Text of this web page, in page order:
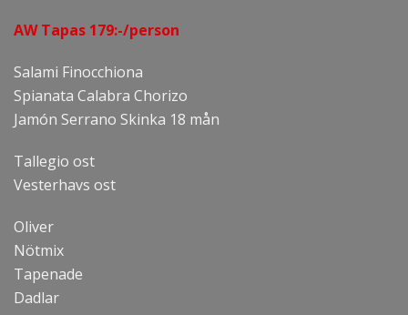
AW Tapas 179:-/person
Salami Finocchiona
Spianata Calabra Chorizo
Jamón Serrano Skinka 18 mån
Tallegio ost
Vesterhavs ost
Oliver
Nötmix
Tapenade
Dadlar